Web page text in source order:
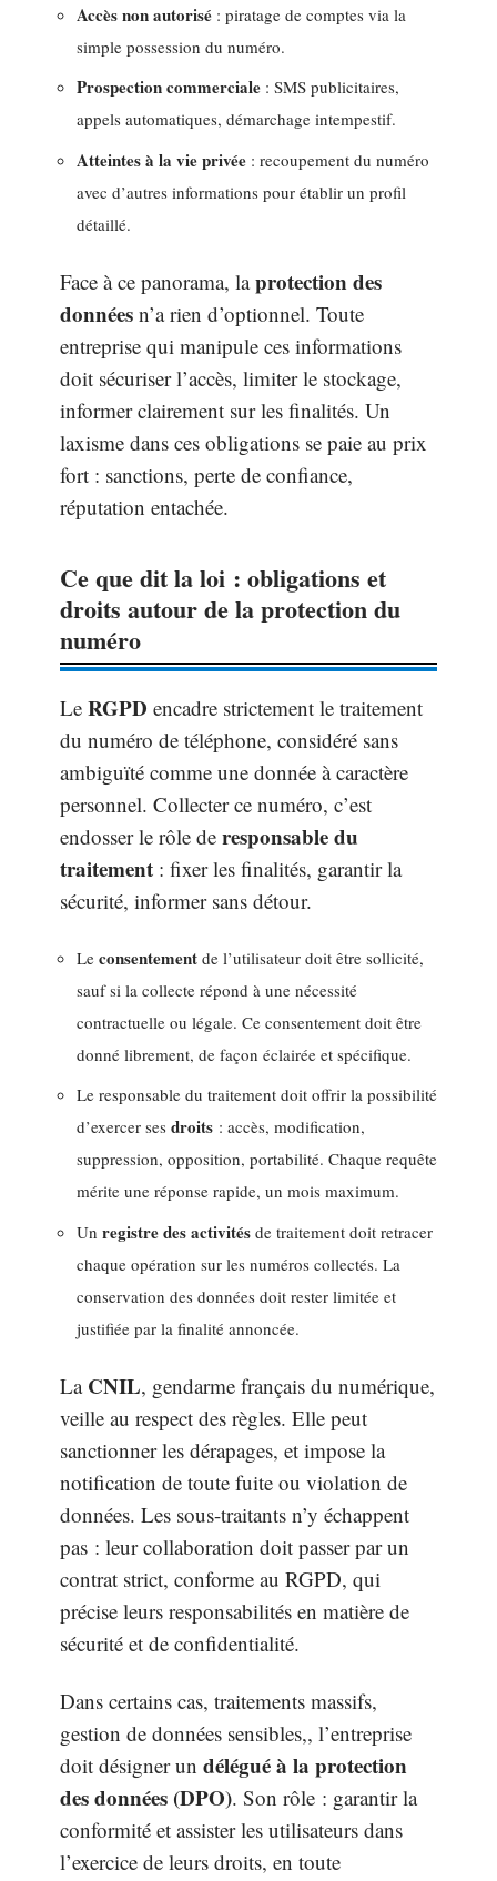
Accès non autorisé : piratage de comptes via la
simple possession du numéro.
Prospection commerciale : SMS publicitaires,
appels automatiques, démarchage intempestif.
Atteintes à la vie privée : recoupement du numéro
avec d’autres informations pour établir un profil
détaillé.
Face à ce panorama, laprotection des
données n’a rien d’optionnel. Toute
entreprise qui manipule ces informations
doit sécuriser l’accès, limiter le stockage,
informer clairement sur les finalités. Un
laxisme dans ces obligations se paie au prix
fort : sanctions, perte de confiance,
réputation entachée.
Ce que dit la loi : obligations et
droits autour de la protection du
numéro
Le RGPD encadre strictement le traitement
du numéro de téléphone, considéré sans
ambiguïté comme une donnée à caractère
personnel. Collecter ce numéro, c’est
endosser le rôle de responsable du
traitement : fixer les finalités, garantir la
sécurité, informer sans détour.
Le consentement de l’utilisateur doit être sollicité,
sauf si la collecte répond à une nécessité
contractuelle ou légale. Ce consentement doit être
donné librement, de façon éclairée et spécifique.
Le responsable du traitement doit offrir la possibilité
d’exercer ses droits : accès, modification,
suppression, opposition, portabilité. Chaque requête
mérite une réponse rapide, un mois maximum.
Un registre des activités de traitement doit retracer
chaque opération sur les numéros collectés. La
conservation des données doit rester limitée et
justifiée par la finalité annoncée.
La CNIL, gendarme français du numérique,
veille au respect des règles. Elle peut
sanctionner les dérapages, et impose la
notification de toute fuite ou violation de
données. Les sous-traitants n’y échappent
pas : leur collaboration doit passer par un
contrat strict, conforme au RGPD, qui
précise leurs responsabilités en matière de
sécurité et de confidentialité.
Dans certains cas, traitements massifs,
gestion de données sensibles,, l’entreprise
doit désigner un délégué à la protection
des données (DPO). Son rôle : garantir la
conformité et assister les utilisateurs dans
l’exercice de leurs droits, en toute